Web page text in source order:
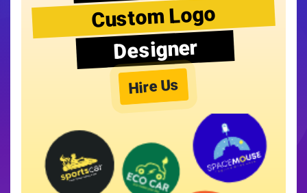
Custom Logo
Designer
Hire Us